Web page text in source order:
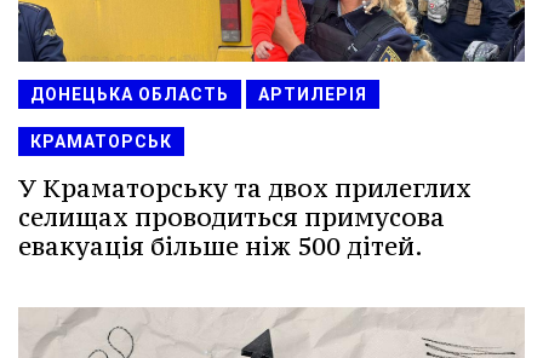
ДОНЕЦЬКА ОБЛАСТЬ АРТИЛЕРІЯ
КРАМАТОРСЬК
У Краматорську та двох прилеглих
селищах проводиться примусова
евакуація більше ніж 500 дітей.